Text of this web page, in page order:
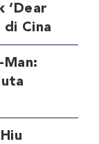
‘Dear
di Cina
Man: